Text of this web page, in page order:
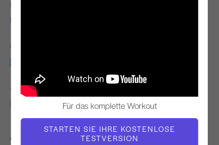
Für das komplette Workout
STARTEN SIE IHRE KOSTENLOSE
TESTVERSION
LEHRER
Molly Niles Renshaw
BENÖTIGTE AUSRÜSTUNG
ÄHNLICHE KLASSEN FINDEN FÜR
20 - 30 min Matte
Andere Workouts, die Ihnen gefallen könnten